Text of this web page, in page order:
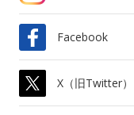
Facebook
X（旧Twitter）